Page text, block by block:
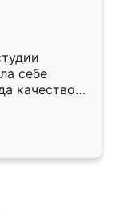
себе
качеством
уже почти